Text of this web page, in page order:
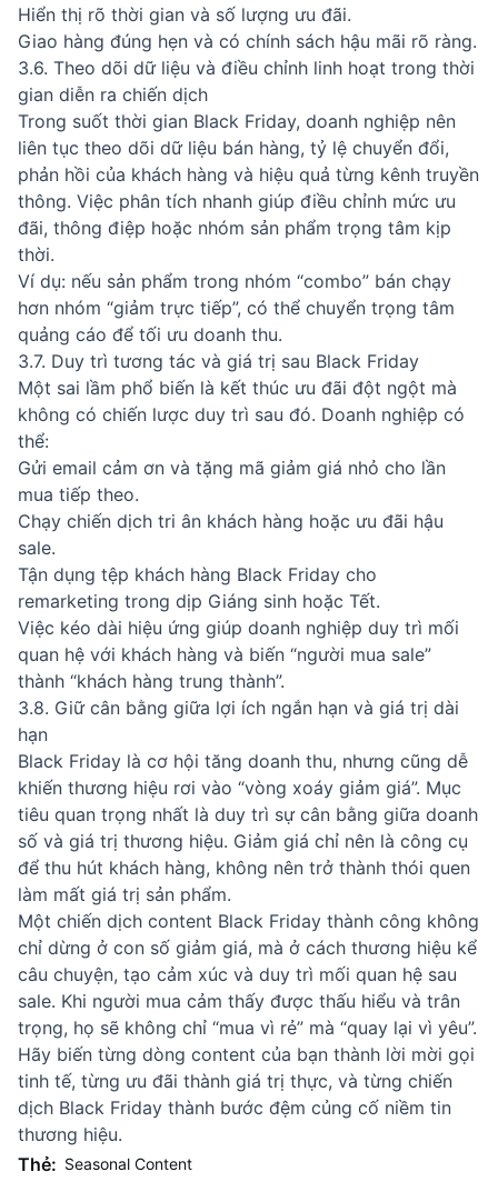
Hiển thị rõ thời gian và số lượng ưu đãi.
Giao hàng đúng hẹn và có chính sách hậu mãi rõ ràng.
3.6. Theo dõi dữ liệu và điều chỉnh linh hoạt trong thời
gian diễn ra chiến dịch
Trong suốt thời gian Black Friday, doanh nghiệp nên
liên tục theo dõi dữ liệu bán hàng, tỷ lệ chuyển đổi,
phản hồi của khách hàng và hiệu quả từng kênh truyền
thông. Việc phân tích nhanh giúp điều chỉnh mức ưu
đãi, thông điệp hoặc nhóm sản phẩm trọng tâm kịp
thời.
Ví dụ: nếu sản phẩm trong nhóm “combo” bán chạy
hơn nhóm “giảm trực tiếp”, có thể chuyển trọng tâm
quảng cáo để tối ưu doanh thu.
3.7. Duy trì tương tác và giá trị sau Black Friday
Một sai lầm phổ biến là kết thúc ưu đãi đột ngột mà
không có chiến lược duy trì sau đó. Doanh nghiệp có
thể:
Gửi email cảm ơn và tặng mã giảm giá nhỏ cho lần
mua tiếp theo.
Chạy chiến dịch tri ân khách hàng hoặc ưu đãi hậu
sale.
Tận dụng tệp khách hàng Black Friday cho
remarketing trong dịp Giáng sinh hoặc Tết.
Việc kéo dài hiệu ứng giúp doanh nghiệp duy trì mối
quan hệ với khách hàng và biến “người mua sale”
thành “khách hàng trung thành”.
3.8. Giữ cân bằng giữa lợi ích ngắn hạn và giá trị dài
hạn
Black Friday là cơ hội tăng doanh thu, nhưng cũng dễ
khiến thương hiệu rơi vào “vòng xoáy giảm giá”. Mục
tiêu quan trọng nhất là duy trì sự cân bằng giữa doanh
số và giá trị thương hiệu. Giảm giá chỉ nên là công cụ
để thu hút khách hàng, không nên trở thành thói quen
làm mất giá trị sản phẩm.
Một chiến dịch content Black Friday thành công không
chỉ dừng ở con số giảm giá, mà ở cách thương hiệu kể
câu chuyện, tạo cảm xúc và duy trì mối quan hệ sau
sale. Khi người mua cảm thấy được thấu hiểu và trân
trọng, họ sẽ không chỉ “mua vì rẻ” mà “quay lại vì yêu”.
Hãy biến từng dòng content của bạn thành lời mời gọi
tinh tế, từng ưu đãi thành giá trị thực, và từng chiến
dịch Black Friday thành bước đệm củng cố niềm tin
thương hiệu.
Thẻ: Seasonal Content